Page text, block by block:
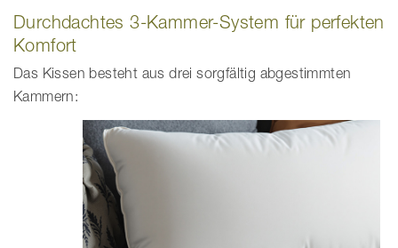
Durchdachtes 3-Kammer-System für perfekten
Komfort
Das Kissen besteht aus drei sorgfältig abgestimmten
Kammern: